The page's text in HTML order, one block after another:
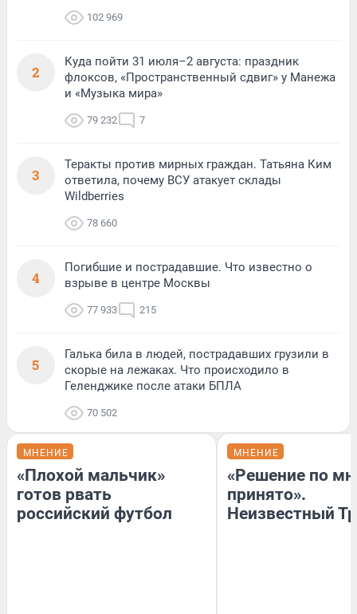
102 969
2
Куда пойти 31 июля–2 августа: праздник
флоксов, «Пространственный сдвиг» у Манежа
и «Музыка мира»
79 232 7
3
Теракты против мирных граждан. Татьяна Ким
ответила, почему ВСУ атакует склады
Wildberries
78 660
4
Погибшие и пострадавшие. Что известно о
взрыве в центре Москвы
77 933 215
5
Галька била в людей, пострадавших грузили в
скорые на лежаках. Что происходило в
Геленджике после атаки БПЛА
70 502
МНЕНИЕ
«Плохой мальчик»
готов рвать
российский футбол
МНЕНИЕ
«Решение по
принято».
Неизвестный